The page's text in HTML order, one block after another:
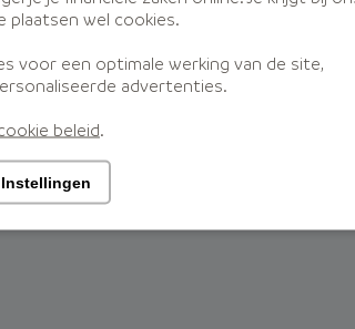
Disclaimer
Zeewolde| KvKnr:
plaatsen wel cookies.
voor een optimale werking van de site,
advertenties.
beleid.
Instellingen